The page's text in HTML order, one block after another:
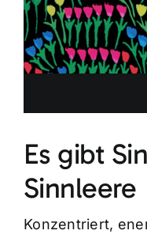
Es gibt
Sinnleere
Konzentriert,